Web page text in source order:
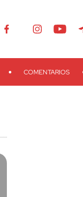
COMENTARIOS